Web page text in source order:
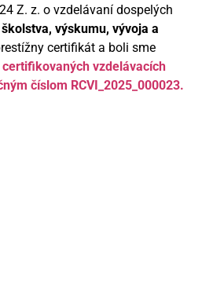
Z. z. o vzdelávaní dospelých
výskumu, vývoja a
certifikát a boli sme
certifikovaných vzdelávacích
číslom RCVI_2025_000023.